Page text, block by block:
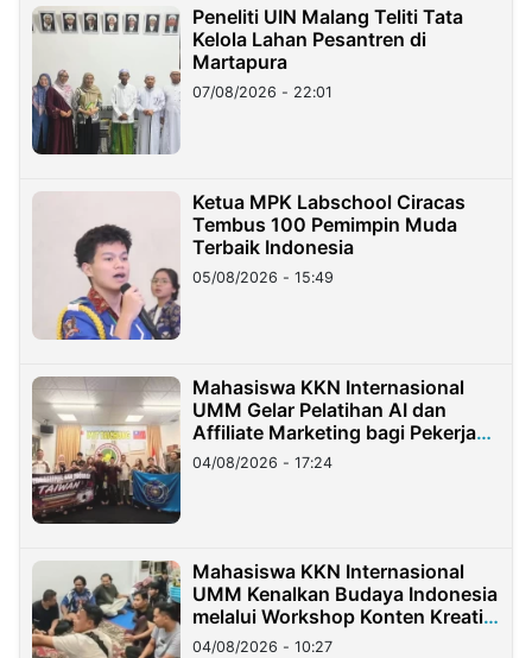
Peneliti UIN Malang Teliti Tata
Kelola Lahan Pesantren di
Martapura
07/08/2026 - 22:01
Ketua MPK Labschool Ciracas
Tembus 100 Pemimpin Muda
Terbaik Indonesia
05/08/2026 - 15:49
Mahasiswa KKN Internasional
UMM Gelar Pelatihan AI dan
Affiliate Marketing bagi Pekerja
Migran Indonesia di Taiwan
04/08/2026 - 17:24
Mahasiswa KKN Internasional
UMM Kenalkan Budaya Indonesia
melalui Workshop Konten Kreatif
di Taiwan
04/08/2026 - 10:27